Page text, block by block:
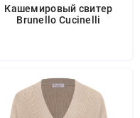
Кашемировый свитер
Brunello Cucinelli